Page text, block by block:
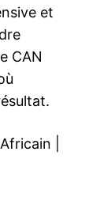
et
CAN